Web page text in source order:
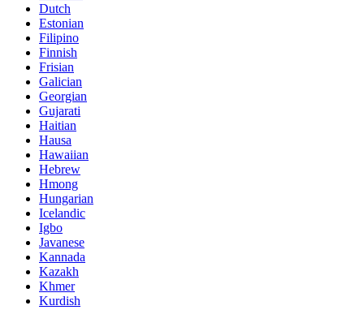
Dutch
Estonian
Filipino
Finnish
Frisian
Galician
Georgian
Gujarati
Haitian
Hausa
Hawaiian
Hebrew
Hmong
Hungarian
Icelandic
Igbo
Javanese
Kannada
Kazakh
Khmer
Kurdish